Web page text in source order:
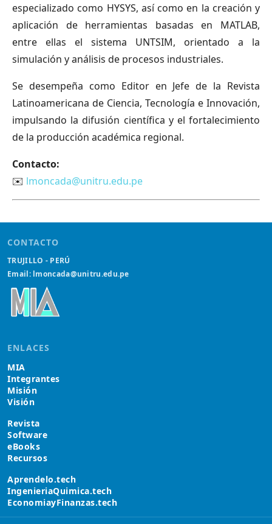
especializado como HYSYS, así como en la creación y
aplicación de herramientas basadas en MATLAB,
entre ellas el sistema UNTSIM, orientado a la
simulación y análisis de procesos industriales.
Se desempeña como Editor en Jefe de la Revista
Latinoamericana de Ciencia, Tecnología e Innovación,
impulsando la difusión científica y el fortalecimiento
de la producción académica regional.
Contacto:
✉️ lmoncada@unitru.edu.pe
CONTACTO
TRUJILLO - PERÚ
Email: lmoncada@unitru.edu.pe
ENLACES
MIA
Integrantes
Misión
Visión
Revista
Software
eBooks
Recursos
Aprendelo.tech
IngenieriaQuimica.tech
EconomiayFinanzas.tech